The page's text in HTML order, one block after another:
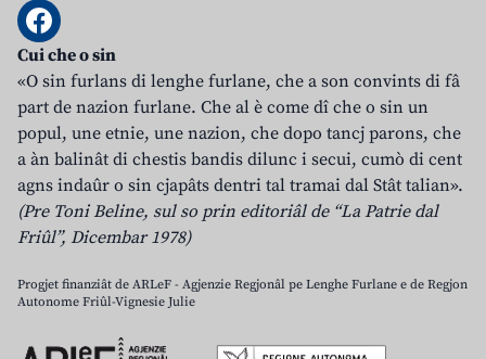
Cui che o sin
«O sin furlans di lenghe furlane, che a son convints di fâ
part de nazion furlane. Che al è come dî che o sin un
popul, une etnie, une nazion, che dopo tancj parons, che
a àn balinât di chestis bandis dilunc i secui, cumò di cent
agns indaûr o sin cjapâts dentri tal tramai dal Stât talian».
(Pre Toni Beline, sul so prin editoriâl de “La Patrie dal
Friûl”, Dicembar 1978)
Progjet finanziât de ARLeF - Agjenzie Regjonâl pe Lenghe Furlane e de Regjon
Autonome Friûl-Vignesie Julie